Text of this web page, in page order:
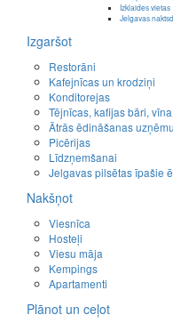
Izklaides vietas
Jelgavas
Izgaršot
Restorāni
Kafejnīcas un krodziņi
Konditorejas
Tējnīcas, kafijas bāri,
Ātrās ēdināšanas
Picērijas
Līdzņemšanai
Jelgavas pilsētas īpašie
Nakšņot
Viesnīca
Hosteļi
Viesu māja
Kempings
Apartamenti
Plānot un ceļot